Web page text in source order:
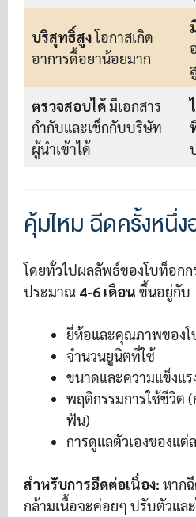
บริสุทธิ์สูงโอกาสเกิด
อาการดื้อยาน้อยมาก
ตรวจสอบได้มีเอกสาร
กำกับและเช็กกับบริษัท
ผู้นำเข้าได้
คุ้มไหม ฉีดครั้งหนึ่ง
โดยทั่วไปผลลัพธ์ของโบท็อก
ประมาณ 4-6 เดือน ขึ้นอยู่กับ
ยี่ห้อและคุณภาพของ
จำนวนยูนิตที่ใช้
ขนาดและความแข็งแ
พฤติกรรมการใช้ชีวิต
ฟัน)
การดูแลตัวเองของแ
สำหรับการฉีดต่อเนื่อง: หาก
กล้ามเนื้อจะค่อยๆ ปรับตัวแล